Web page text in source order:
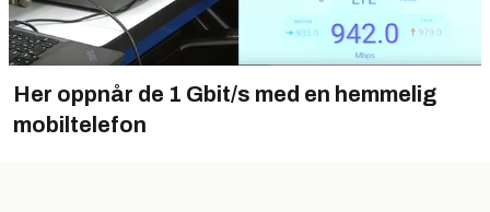
Her oppnår de 1 Gbit/s med en hemmelig
mobiltelefon